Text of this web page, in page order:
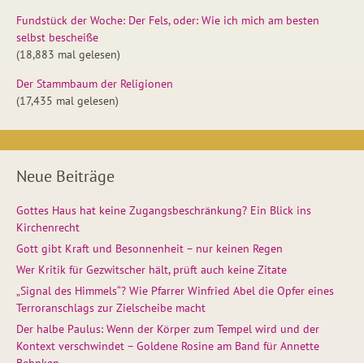
Fundstück der Woche: Der Fels, oder: Wie ich mich am besten
selbst bescheiße
(18,883 mal gelesen)
Der Stammbaum der Religionen
(17,435 mal gelesen)
Neue Beiträge
Gottes Haus hat keine Zugangsbeschränkung? Ein Blick ins
Kirchenrecht
Gott gibt Kraft und Besonnenheit – nur keinen Regen
Wer Kritik für Gezwitscher hält, prüft auch keine Zitate
„Signal des Himmels“? Wie Pfarrer Winfried Abel die Opfer eines
Terroranschlags zur Zielscheibe macht
Der halbe Paulus: Wenn der Körper zum Tempel wird und der
Kontext verschwindet – Goldene Rosine am Band für Annette